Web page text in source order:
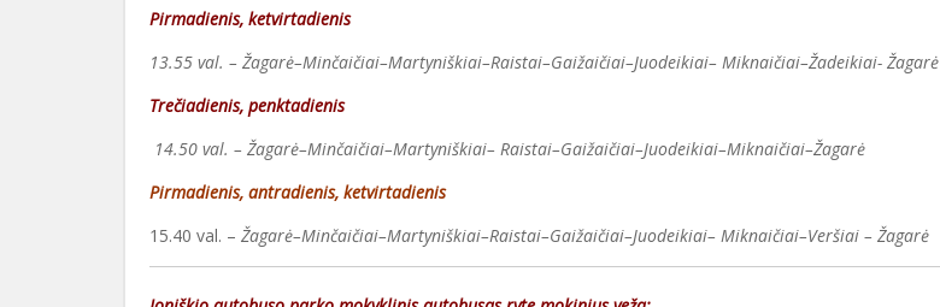
Pirmadienis, ketvirtadienis
13.55 val. – Žagarė–Minčaičiai–Martyniškiai–Raistai–Gaižaičiai–Juodeikiai– Miknaičiai–Žadeikiai- Žagarė
Trečiadienis, penktadienis
14.50 val. – Žagarė–Minčaičiai–Martyniškiai– Raistai–Gaižaičiai–Juodeikiai–Miknaičiai–Žagarė
Pirmadienis, antradienis, ketvirtadienis
15.40 val. – Žagarė–Minčaičiai–Martyniškiai–Raistai–Gaižaičiai–Juodeikiai– Miknaičiai–Veršiai – Žagarė